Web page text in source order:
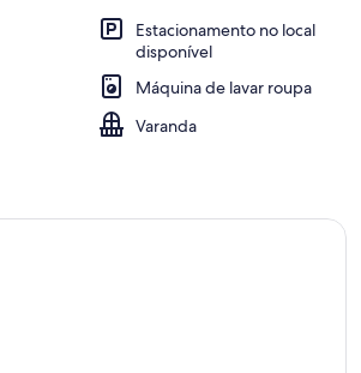
Estacionamento no local
disponível
Máquina de lavar roupa
Varanda